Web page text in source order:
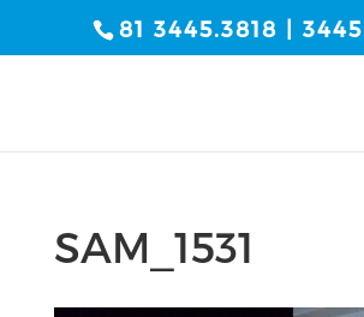
81 3445.3818 |
SAM_1531